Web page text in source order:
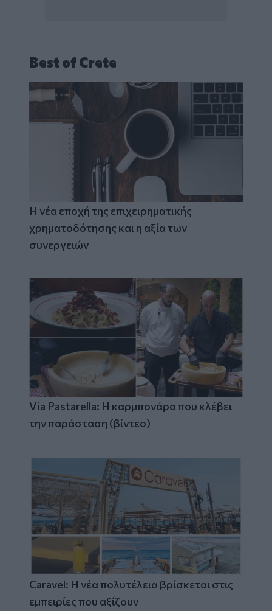
Best of Crete
Η νέα εποχή της επιχειρηματικής
χρηματοδότησης και η αξία των
συνεργειών
Via Pastarella: Η καρμπονάρα που κλέβει
την παράσταση (βίντεο)
Caravel: Η νέα πολυτέλεια βρίσκεται στις
εμπειρίες που αξίζουν